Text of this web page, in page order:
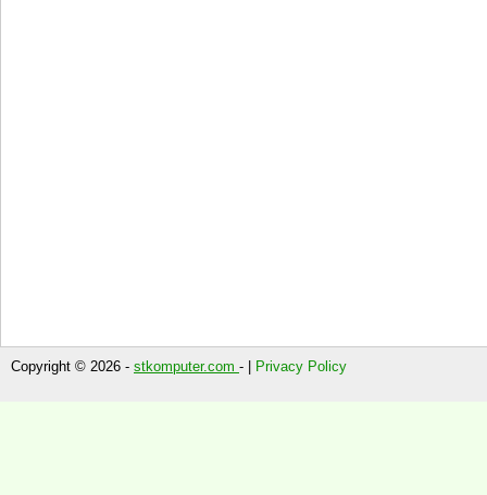
Copyright © 2026 - stkomputer.com - | Privacy Policy